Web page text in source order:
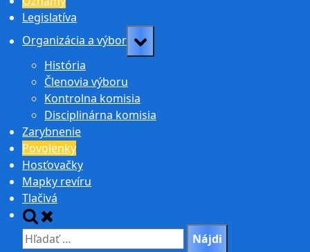
Legislatíva
Organizácia a výbor Toggle
sub-
História
Členovia výboru
Kontrolna komisia
Disciplinárna komisia
Zarybnenie
Povolenky
Hosťovačky
Mapky revíru
Tlačivá
Toggle
search
form
Hľadať: